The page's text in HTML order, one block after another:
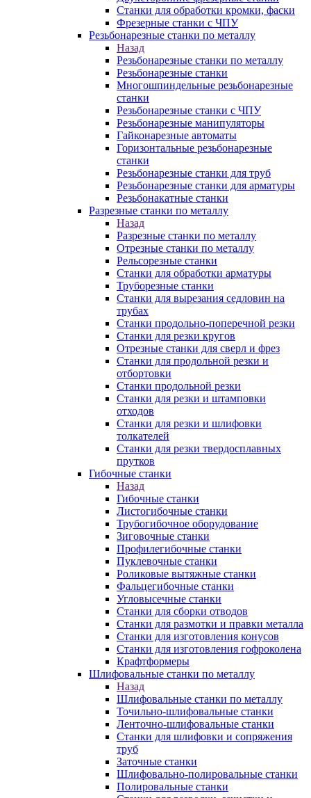
Станки для обработки кромки, фаски
Фрезерные станки с ЧПУ
Резьбонарезные станки по металлу
Назад
Резьбонарезные станки по металлу
Резьбонарезные станки
Многошпиндельные резьбонарезные
станки
Резьбонарезные станки с ЧПУ
Резьбонарезные манипуляторы
Гайконарезные автоматы
Горизонтальные резьбонарезные
станки
Резьбонарезные станки для труб
Резьбонарезные станки для арматуры
Резьбонакатные станки
Разрезные станки по металлу
Назад
Разрезные станки по металлу
Отрезные станки по металлу
Рельсорезные станки
Станки для обработки арматуры
Труборезные станки
Станки для вырезания седловин на
трубаx
Станки продольно-поперечной резки
Станки для резки кругов
Отрезные станки для сверл и фрез
Станки для продольной резки и
отбортовки
Станки продольной резки
Станки для резки и штамповки
отходов
Станки для резки и шлифовки
толкателей
Станки для резки твердосплавных
прутков
Гибочные станки
Назад
Гибочные станки
Листогибочные станки
Трубогибочное оборудование
Зиговочные станки
Профилегибочные станки
Пуклевочные станки
Роликовые вытяжные станки
Фальцегибочные станки
Угловысечные станки
Станки для сборки отводов
Станки для размотки и правки металла
Станки для изготовления конусов
Станки для изготовления гофроколена
Крафтформеры
Шлифовальные станки по металлу
Назад
Шлифовальные станки по металлу
Точильно-шлифовальные станки
Ленточно-шлифовальные станки
Станки для шлифовки и сопряжения
труб
Заточные станки
Шлифовально-полировальные станки
Полировальные станки